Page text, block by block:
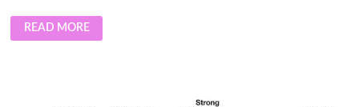
TRES
PASOS
PARA
READ MORE